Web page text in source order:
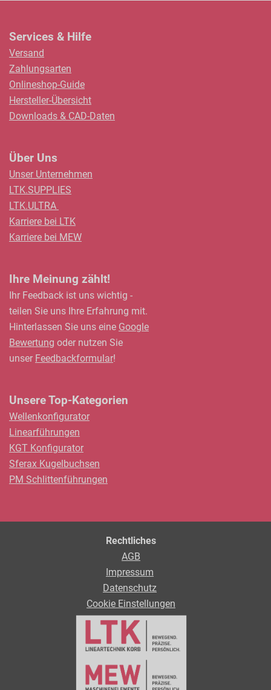
Services & Hilfe
Versand
Zahlungsarten
Onlineshop-Guide
Hersteller-Übersicht
Downloads & CAD-Daten
Über Uns
Unser Unternehmen
LTK.SUPPLIES
LTK.ULTRA
Karriere bei LTK
Karriere bei MEW
Ihre Meinung zählt!
Ihr Feedback ist uns wichtig -
teilen Sie uns Ihre Erfahrung mit.
Hinterlassen Sie uns eine Google
Bewertung oder nutzen Sie
unser Feedbackformular!
Unsere Top-Kategorien
Wellenkonfigurator
Linearführungen
KGT Konfigurator
Sferax Kugelbuchsen
PM Schlittenführungen
Rechtliches
AGB
Impressum
Datenschutz
Cookie Einstellungen